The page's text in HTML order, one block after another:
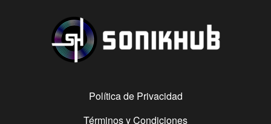
Política de Privacidad
Términos y Condiciones